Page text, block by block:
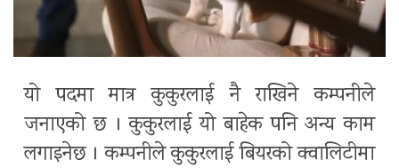
यो पदमा मात्र कुकुरलाई नै राखिने कम्पनीले
जनाएको छ । कुकुरलाई यो बाहेक पनि अन्य काम
लगाइनेछ । कम्पनीले कुकुरलाई बियरको क्वालिटीमा